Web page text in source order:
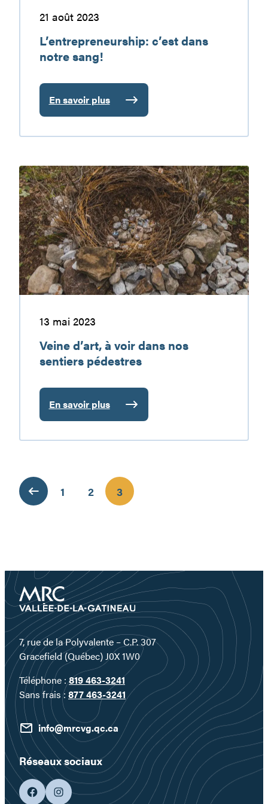
21 août 2023
L’entrepreneurship: c’est dans
notre sang!
En savoir plus
:
L’entrepreneurship:
c’est
notre
sang!
Veine
d’art,
à
voir
dans
nos
sentiers
pédestres
13 mai 2023
Veine d’art, à voir dans nos
sentiers pédestres
En savoir plus
:
Veine
d’art,
nos
1 2 3
7, rue de la Polyvalente – C.P. 307
Gracefield (Québec) J0X 1W0
Téléphone :819 463-3241
Sans frais : 877 463-3241
info@mrcvg.qc.ca
Réseaux sociaux
facebookgoogleplus